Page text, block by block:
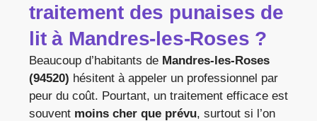
traitement des punaises de
lit à Mandres-les-Roses ?
Beaucoup d’habitants de Mandres-les-Roses
(94520) hésitent à appeler un professionnel par
peur du coût. Pourtant, un traitement efficace est
souvent moins cher que prévu, surtout si l’on